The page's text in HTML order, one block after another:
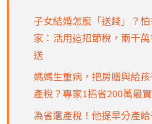
子女結婚怎麼「送錢」？
家：活用這招節稅，兩千
送
媽媽生重病，把房贈與給
產稅？專家1招省200萬最實
為省遺產稅！他提早分產